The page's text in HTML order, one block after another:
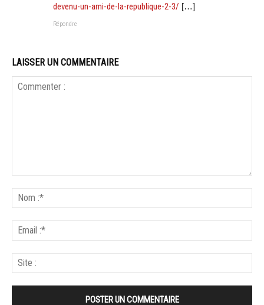
devenu-un-ami-de-la-republique-2-3/ […]
Répondre
LAISSER UN COMMENTAIRE